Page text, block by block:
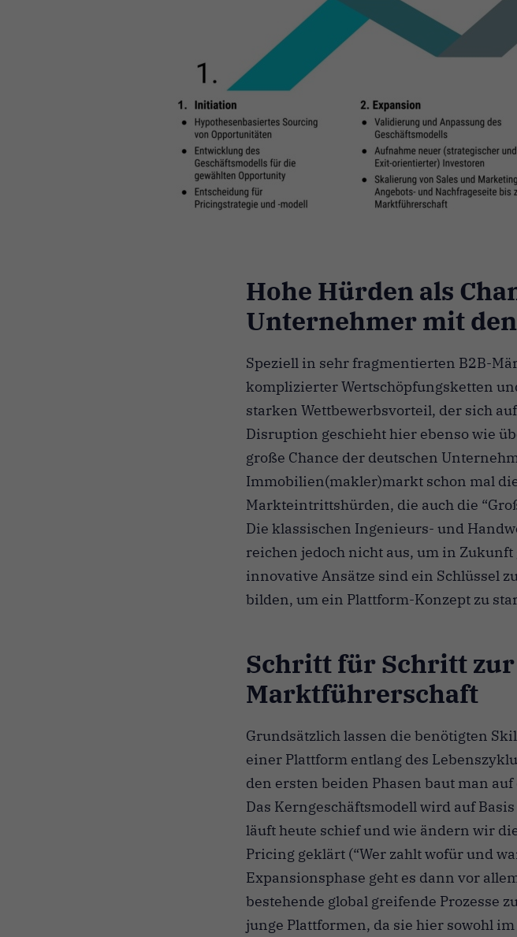
Hohe Hürden als
Unternehmer mit
Speziell in sehr fragmentierten B2B-
komplizierter Wertschöpfungsketten
starken Wettbewerbsvorteil, der sich
Disruption geschieht hier ebenso wie
große Chance der deutschen
Immobilien(makler)markt schon mal
Markteintrittshürden, die auch die
Die klassischen Ingenieurs- und
reichen jedoch nicht aus, um in
innovative Ansätze sind ein Schlüssel
bilden, um ein Plattform-Konzept zu
Schritt für Schritt zur
Marktführerschaft
Grundsätzlich lassen die benötigten
einer Plattform entlang des
den ersten beiden Phasen baut man
Das Kerngeschäftsmodell wird auf
läuft heute schief und wie ändern wir
Pricing geklärt (“Wer zahlt wofür und
Expansionsphase geht es dann vor
bestehende global greifende Prozesse
junge Plattformen, da sie hier sowohl